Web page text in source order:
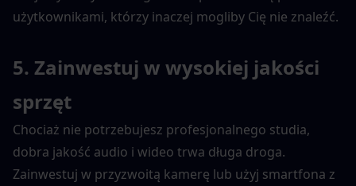
użytkownikami, którzy inaczej mogliby Cię nie znaleźć.
5. Zainwestuj w wysokiej jakości
sprzęt
Chociaż nie potrzebujesz profesjonalnego studia,
dobra jakość audio i wideo trwa długa droga.
Zainwestuj w przyzwoitą kamerę lub użyj smartfona z